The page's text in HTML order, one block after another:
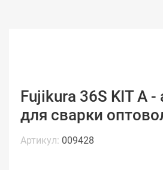
Fujikura 36S KIT A -
для сварки
Артикул: 009428